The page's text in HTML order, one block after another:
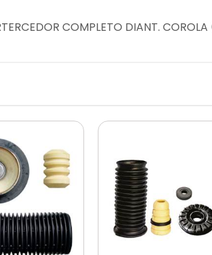
COMPLETO DIANT.